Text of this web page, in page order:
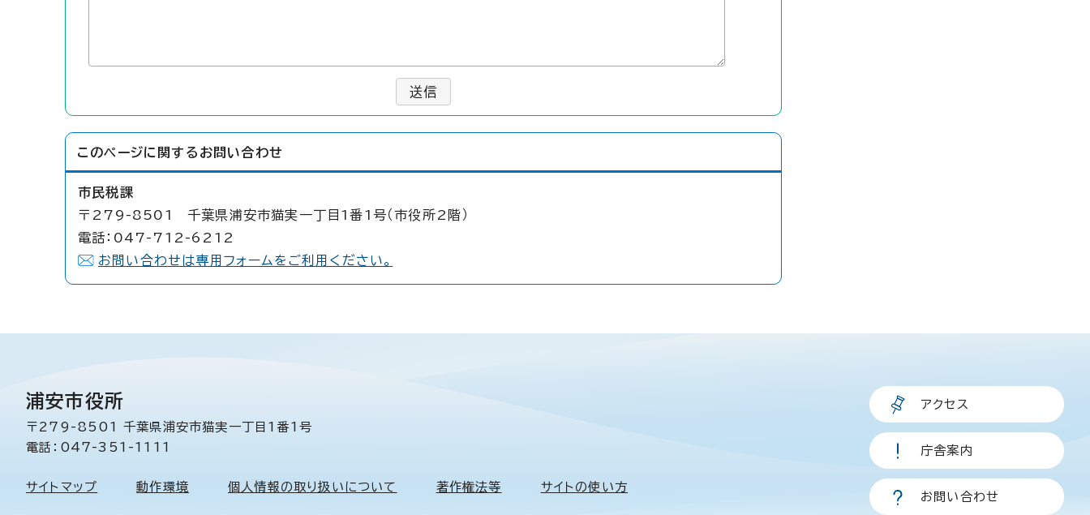
送信
このページに関する お問い合わせ
市民税課
〒279-8501 千葉県浦安市猫実一丁目1番1号（市役所2階）
電話：047-712-6212
お問い合わせは専用フォームをご利用ください。
浦安市役所
〒279-8501 千葉県浦安市猫実一丁目1番1号
電話：047-351-1111
サイトマップ 動作環境 個人情報の取り扱いについて 著作権法等 サイトの使い方
アクセス
庁舎案内
お問い合わせ